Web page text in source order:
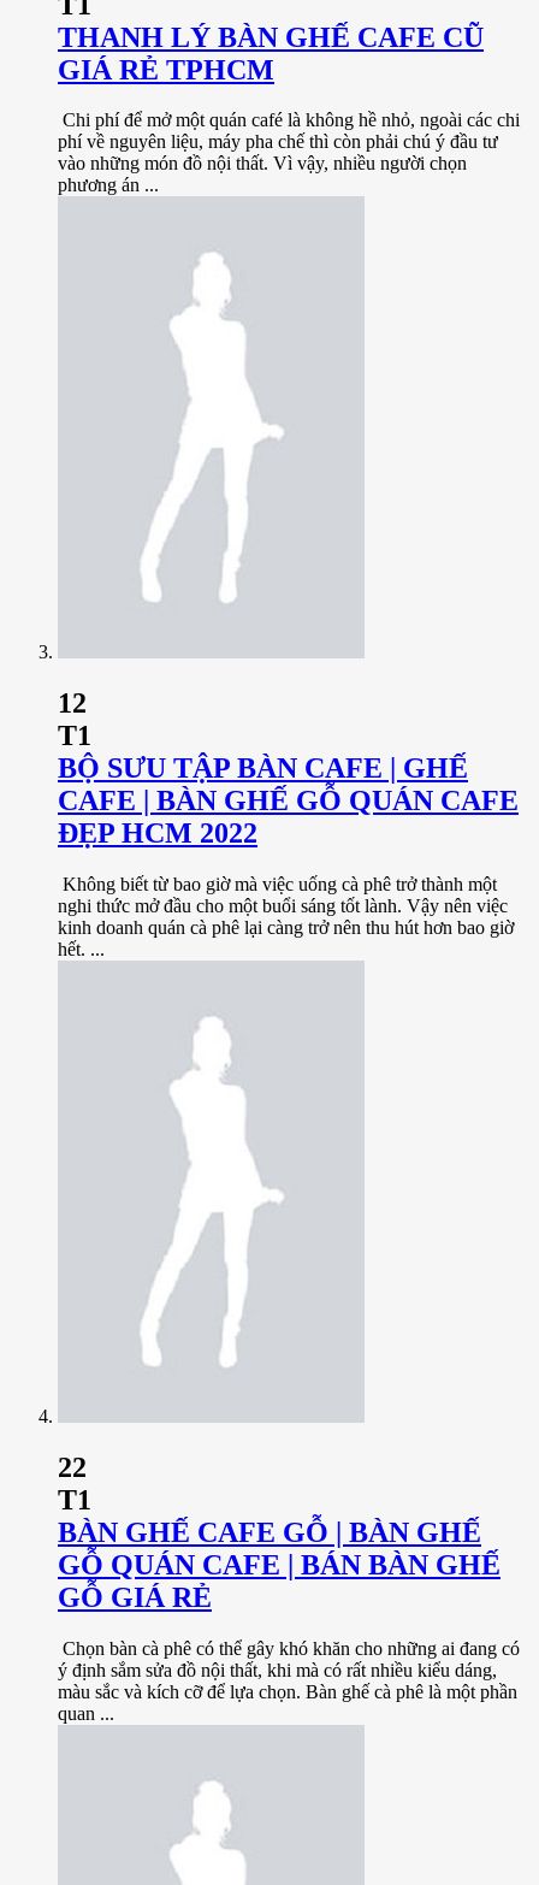
THANH LÝ BÀN GHẾ CAFE CŨ
GIÁ RẺ TPHCM
Chi phí để mở một quán café là không hề nhỏ, ngoài các chi
phí về nguyên liệu, máy pha chế thì còn phải chú ý đầu tư
vào những món đồ nội thất. Vì vậy, nhiều người chọn
phương án ...
12
T1
BỘ SƯU TẬP BÀN CAFE | GHẾ
CAFE | BÀN GHẾ GỖ QUÁN CAFE
ĐẸP HCM 2022
Không biết từ bao giờ mà việc uống cà phê trở thành một
nghi thức mở đầu cho một buổi sáng tốt lành. Vậy nên việc
kinh doanh quán cà phê lại càng trở nên thu hút hơn bao giờ
hết. ...
22
T1
BÀN GHẾ CAFE GỖ | BÀN GHẾ
GỖ QUÁN CAFE | BÁN BÀN GHẾ
GỖ GIÁ RẺ
Chọn bàn cà phê có thể gây khó khăn cho những ai đang có
ý định sắm sửa đồ nội thất, khi mà có rất nhiều kiểu dáng,
màu sắc và kích cỡ để lựa chọn. Bàn ghế cà phê là một phần
quan ...